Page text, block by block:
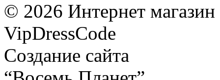
© 2026 Интернет магазин
VipDressCode
Создание сайта